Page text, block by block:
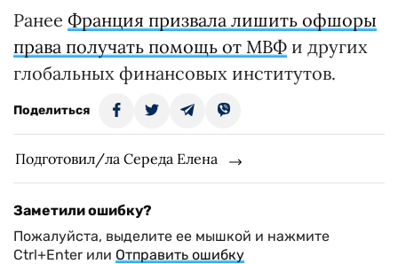
Ранее Франция призвала лишить офшоры
права получать помощь от МВФ и других
глобальных финансовых институтов.
Поделиться
Подготовил/ла Середа Елена
Заметили ошибку?
Пожалуйста, выделите ее мышкой и нажмите
Ctrl+Enter или Отправить ошибку